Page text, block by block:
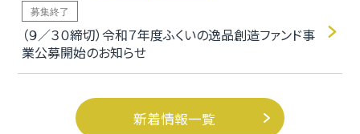
募集終了
（９／３０締切）令和７年度ふくいの逸品創造ファンド事
業公募開始のお知らせ
新着情報一覧